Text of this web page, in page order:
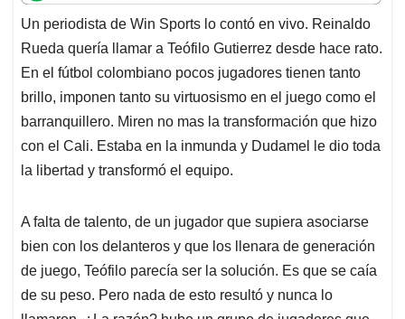
t
s
A
p
p
e
b
o
o
k
k
e
d
I
n
i
l
e
a
d
s
Un periodista de Win Sports lo contó en vivo. Reinaldo
Rueda quería llamar a Teófilo Gutierrez desde hace rato.
En el fútbol colombiano pocos jugadores tienen tanto
brillo, imponen tanto su virtuosismo en el juego como el
barranquillero. Miren no mas la transformación que hizo
con el Cali. Estaba en la inmunda y Dudamel le dio toda
la libertad y transformó el equipo.
A falta de talento, de un jugador que supiera asociarse
bien con los delanteros y que los llenara de generación
de juego, Teófilo parecía ser la solución. Es que se caía
de su peso. Pero nada de esto resultó y nunca lo